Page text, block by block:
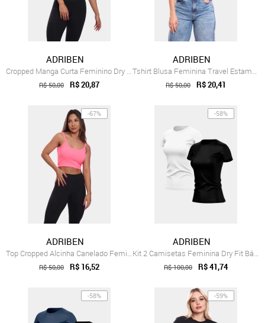
ADRIBEN
Cropped Manga Curta Feminino Dry Proteçã...
R$ 50,00 R$ 20,87
ADRIBEN
Tshirt Blusa Feminina Travel Estampada M...
R$ 50,00 R$ 20,41
-67%
ADRIBEN
Top Cropped Alcinha Canelado Feminino Li...
R$ 50,00 R$ 16,52
-58%
ADRIBEN
Kit 2 Camisetas Feminina Dry Fit Básica ...
R$ 100,00 R$ 41,74
-58% -59%